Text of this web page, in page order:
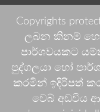
Copyrights
ලබන කිනම්
පාර්ශවයකට
පුද්ගලයා හෝ
කරමින් ඉදිරිපත්
වෙබ් අඩවිය